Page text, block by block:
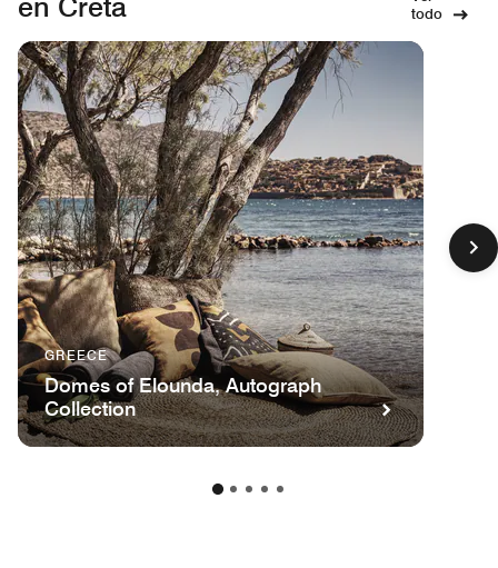
todo
GREECE
Domes of Elounda, Autograph
Collection